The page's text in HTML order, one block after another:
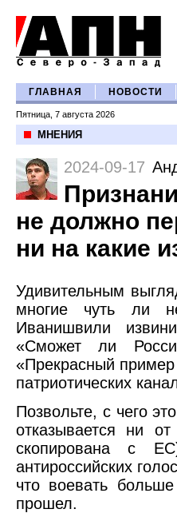
ГЛАВНАЯ НОВОСТИ
Пятница, 7 августа 2026
МНЕНИЯ
2024-09-17
не должно
ни на какие
Удивительным
многие чуть ли
Иванишвили
«Сможет ли
«Прекрасный
патриотических
Позвольте, с чего
отказывается ни
скопирована с
антироссийских
что воевать
прошел.